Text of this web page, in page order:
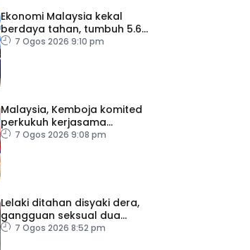
Ekonomi Malaysia kekal
berdaya tahan, tumbuh 5.6
peratus
7 Ogos 2026 9:10 pm
Malaysia, Kemboja komited
perkukuh kerjasama
pertahanan
7 Ogos 2026 9:08 pm
Lelaki ditahan disyaki dera,
gangguan seksual dua
anak kandung
7 Ogos 2026 8:52 pm